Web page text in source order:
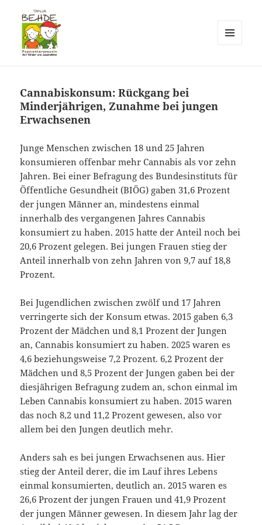
Cannabiskonsum: Rückgang bei
Minderjährigen, Zunahme bei jungen
Erwachsenen
Junge Menschen zwischen 18 und 25 Jahren
konsumieren offenbar mehr Cannabis als vor zehn
Jahren. Bei einer Befragung des Bundesinstituts für
Öffentliche Gesundheit (BIÖG) gaben 31,6 Prozent
der jungen Männer an, mindestens einmal
innerhalb des vergangenen Jahres Cannabis
konsumiert zu haben. 2015 hatte der Anteil noch bei
20,6 Prozent gelegen. Bei jungen Frauen stieg der
Anteil innerhalb von zehn Jahren von 9,7 auf 18,8
Prozent.
Bei Jugendlichen zwischen zwölf und 17 Jahren
verringerte sich der Konsum etwas. 2015 gaben 6,3
Prozent der Mädchen und 8,1 Prozent der Jungen
an, Cannabis konsumiert zu haben. 2025 waren es
4,6 beziehungsweise 7,2 Prozent. 6,2 Prozent der
Mädchen und 8,5 Prozent der Jungen gaben bei der
diesjährigen Befragung zudem an, schon einmal im
Leben Cannabis konsumiert zu haben. 2015 waren
das noch 8,2 und 11,2 Prozent gewesen, also vor
allem bei den Jungen deutlich mehr.
Anders sah es bei jungen Erwachsenen aus. Hier
stieg der Anteil derer, die im Lauf ihres Lebens
einmal konsumierten, deutlich an. 2015 waren es
26,6 Prozent der jungen Frauen und 41,9 Prozent
der jungen Männer gewesen. In diesem Jahr lag der